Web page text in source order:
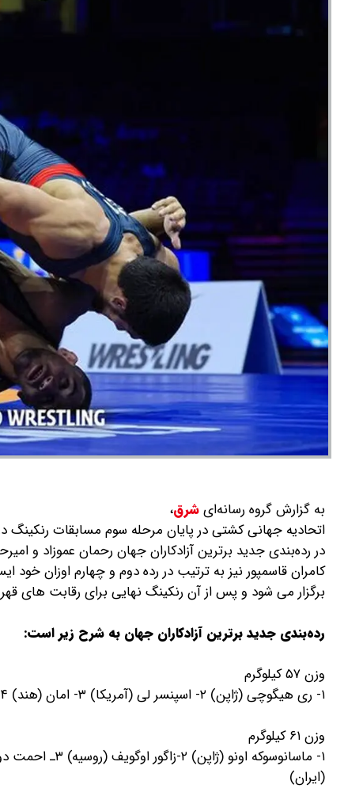
به گزارش گروه رسانه‌ایشرق،
اتحادیه جهانی کشتی در پایان مرحله سوم مسابقات رنکینگ در
کامران قاسمپور نیز به ترتیب در رده دوم و چهارم اوزان خود
برگزار می شود و پس از آن رنکینگ نهایی برای رقابت های
رده‌بندی جدید برترین آزادکاران جهان به شرح زیر است:
وزن ۵۷ کیلوگرم
۱- ری هیگوچی (ژاپن) ۲- اسپنسر لی (آمریکا) ۳- امان (هند) ۴- غلام جان عبدالله‌یف (ازبکستان)
وزن ۶۱ کیلوگرم
(ایران)